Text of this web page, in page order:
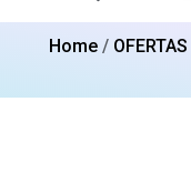
Home/ OFERTAS